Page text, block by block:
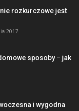
rozkurczowe jest
2017
sposoby − jak
i wygodna